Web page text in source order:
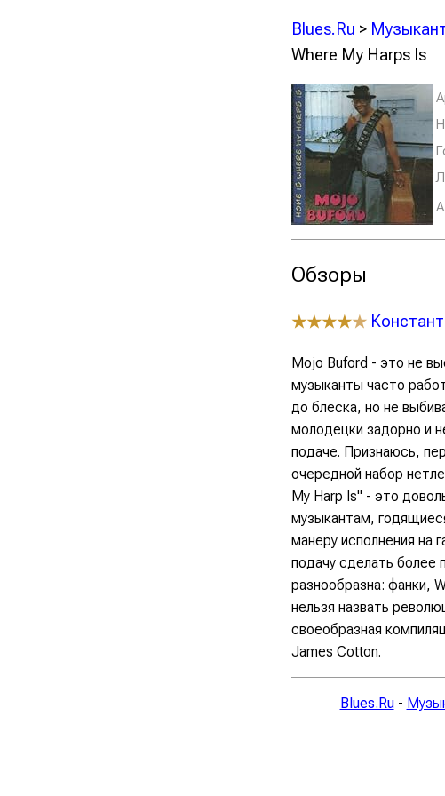
Blues.Ru >
Where My Harps Is
Обзоры
★★★★★
Mojo Buford - это не
музыканты часто
до блеска, но не
молодецки задорно и
подаче. Признаюсь,
очередной набор
My Harp Is" - это
музыкантам,
манеру исполнения на
подачу сделать более
разнообразна: фанки,
нельзя назвать
своеобразная
James Cotton.
Blues.Ru-